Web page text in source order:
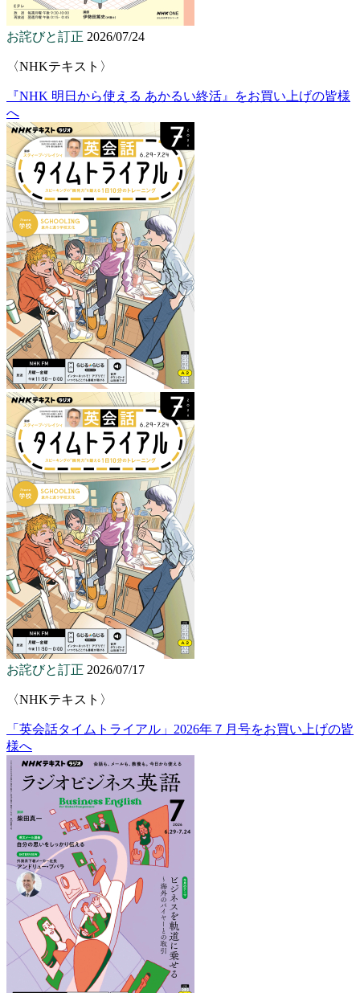
お詫びと訂正 2026/07/24
〈NHKテキスト〉
『NHK 明日から使える あかるい終活』をお買い上げの皆様
へ
お詫びと訂正 2026/07/17
〈NHKテキスト〉
「英会話タイムトライアル」2026年７月号をお買い上げの皆
様へ